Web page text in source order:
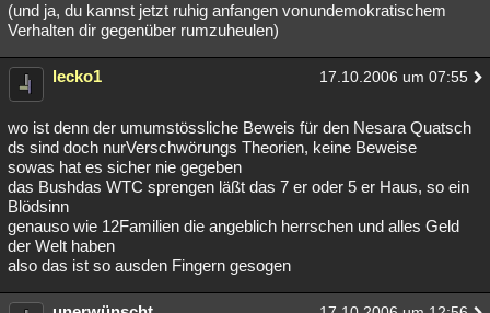
(und ja, du kannst jetzt ruhig anfangen vonundemokratischem
Verhalten dir gegenüber rumzuheulen)
lecko1 17.10.2006 um 07:55
wo ist denn der umumstössliche Beweis für den Nesara Quatsch
ds sind doch nurVerschwörungs Theorien, keine Beweise
sowas hat es sicher nie gegeben
das Bushdas WTC sprengen läßt das 7 er oder 5 er Haus, so ein
Blödsinn
genauso wie 12Familien die angeblich herrschen und alles Geld
der Welt haben
also das ist so ausden Fingern gesogen